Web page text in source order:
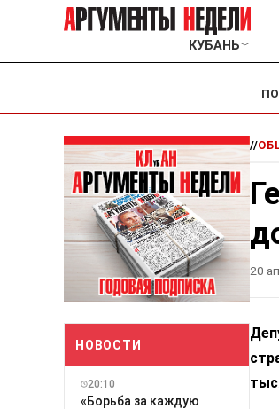
КУБАНЬ﹀
НОВОСТИ
20:10
«Борьба за каждую
//
20